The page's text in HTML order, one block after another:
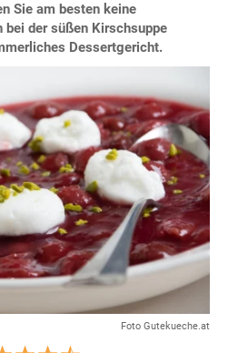
Sie am besten keine
bei der süßen Kirschsuppe
Dessertgericht.
Foto Gutekueche.at